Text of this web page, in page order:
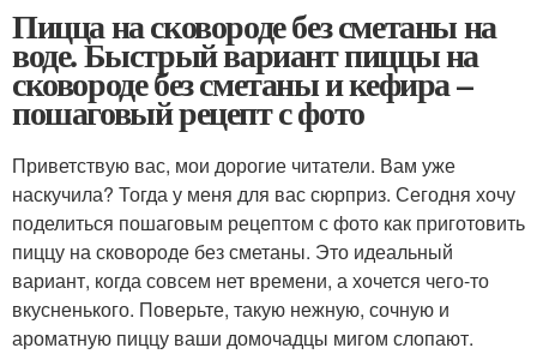
Пицца на сковороде без сметаны на
воде. Быстрый вариант пиццы на
сковороде без сметаны и кефира –
пошаговый рецепт с фото
Приветствую вас, мои дорогие читатели. Вам уже
наскучила? Тогда у меня для вас сюрприз. Сегодня хочу
поделиться пошаговым рецептом с фото как приготовить
пиццу на сковороде без сметаны. Это идеальный
вариант, когда совсем нет времени, а хочется чего-то
вкусненького. Поверьте, такую нежную, сочную и
ароматную пиццу ваши домочадцы мигом слопают.